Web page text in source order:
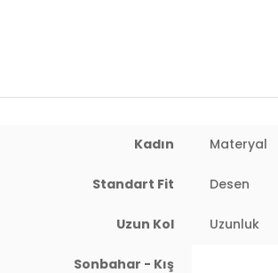
2DK4616142Y.112
Kadın Materyal
Standart Fit Desen
Uzun Kol Uzunluk
Sonbahar - Kış